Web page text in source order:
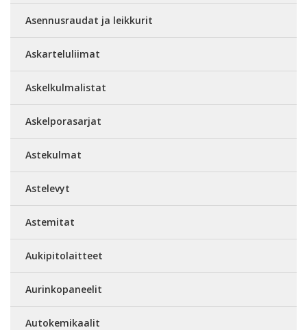
Asennusraudat ja leikkurit
Askarteluliimat
Askelkulmalistat
Askelporasarjat
Astekulmat
Astelevyt
Astemitat
Aukipitolaitteet
Aurinkopaneelit
Autokemikaalit